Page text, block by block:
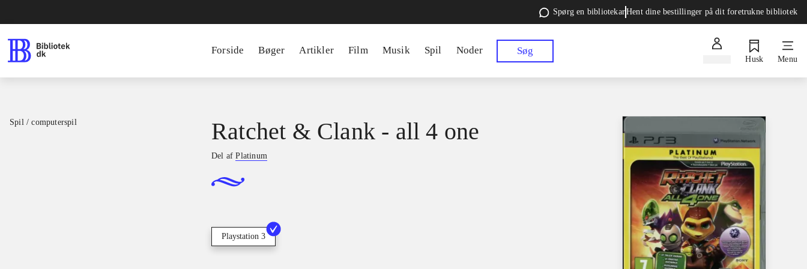
Spørg en bibliotekarHent dine bestillinger på dit foretrukne bibliotek
Forside Bøger Artikler Film Musik Spil Noder Søg
Husk Menu
Spil / computerspil Ratchet & Clank - all 4 one
Del afPlatinum
Playstation 3